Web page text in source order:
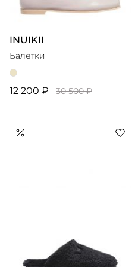
INUIKII
Балетки
12 200 ₽ 30 500 ₽